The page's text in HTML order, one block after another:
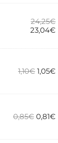
24,25€
23,04€
1,10€ 1,05€
0,85€ 0,81€